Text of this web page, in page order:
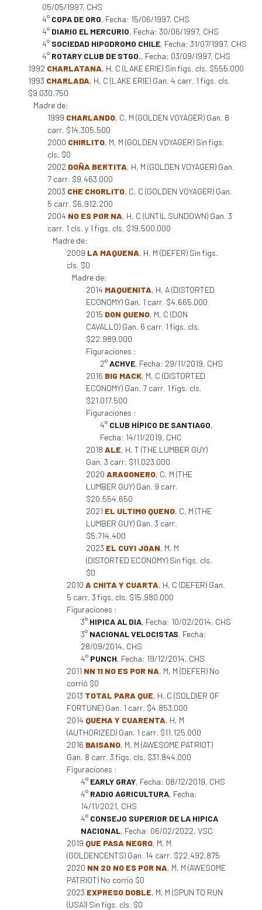
05/05/1997, CHS
4° COPA DE ORO, Fecha: 15/06/1997, CHS
4° DIARIO EL MERCURIO, Fecha: 30/06/1997, CHS
4° SOCIEDAD HIPODROMO CHILE, Fecha: 31/07/1997, CHS
4° ROTARY CLUB DE STGO., Fecha: 03/09/1997, CHS
1992 CHARLATANA, H, C (LAKE ERIE) Sin figs. cls. $555.000
1993 CHARLADA, H, C (LAKE ERIE) Gan. 4 carr. 1 figs. cls.
$9.030.750
Madre de:
1999 CHARLANDO, C, M (GOLDEN VOYAGER) Gan. 8
carr. $14.305.500
2000 CHIRLITO, M, M (GOLDEN VOYAGER) Sin figs.
cls. $0
2002 DOÑA BERTITA, H, M (GOLDEN VOYAGER) Gan.
7 carr. $9.463.000
2003 CHE CHORLITO, C, C (GOLDEN VOYAGER) Gan.
5 carr. $6.912.200
2004 NO ES POR NA, H, C (UNTIL SUNDOWN) Gan. 3
carr. 1 cls. y 1 figs. cls. $19.500.000
Madre de:
2009 LA MAQUENA, H, M (DEFER) Sin figs.
cls. $0
Madre de:
2014 MAQUENITA, H, A (DISTORTED
ECONOMY) Gan. 1 carr. $4.665.000
2015 DON QUENO, M, C (DON
CAVALLO) Gan. 6 carr. 1 figs. cls.
$22.989.000
Figuraciones :
2°ACHVE, Fecha: 29/11/2019, CHS
2016 BIG MACK, M, C (DISTORTED
ECONOMY) Gan. 7 carr. 1 figs. cls.
$21.017.500
Figuraciones :
4° CLUB HÍPICO DE SANTIAGO,
Fecha: 14/11/2019, CHC
2018 ALE, H, T (THE LUMBER GUY)
Gan. 3 carr. $11.023.000
2020 ARAGONERO, C, M (THE
LUMBER GUY) Gan. 9 carr.
$20.554.650
2021 EL ULTIMO QUENO, C, M (THE
LUMBER GUY) Gan. 3 carr.
$5.714.400
2023 EL CUYI JOAN, M, M
(DISTORTED ECONOMY) Sin figs. cls.
$0
2010 A CHITA Y CUARTA, H, C (DEFER) Gan.
5 carr. 3 figs. cls. $15.980.000
Figuraciones :
3° HIPICA AL DIA, Fecha: 10/02/2014, CHS
3° NACIONAL VELOCISTAS, Fecha:
28/09/2014, CHS
4° PUNCH, Fecha: 19/12/2014, CHS
2011 NN 11 NO ES POR NA, M, M (DEFER) No
corrió $0
2013 TOTAL PARA QUE, H, C (SOLDIER OF
FORTUNE) Gan. 1 carr. $4.853.000
2014 QUEMA Y CUARENTA, H, M
(AUTHORIZED) Gan. 1 carr. $11.125.000
2016 BAISANO, M, M (AWESOME PATRIOT)
Gan. 8 carr. 3 figs. cls. $31.844.000
Figuraciones :
4° EARLY GRAY, Fecha: 08/12/2019, CHS
4° RADIO AGRICULTURA, Fecha:
14/11/2021, CHS
4° CONSEJO SUPERIOR DE LA HIPICA
NACIONAL, Fecha: 06/02/2022, VSC
2019 QUE PASA NEGRO, M, M
(GOLDENCENTS) Gan. 14 carr. $22.492.875
2020 NN 20 NO ES POR NA, M, M (AWESOME
PATRIOT) No corrió $0
2023 EXPRESO DOBLE, M, M (SPUN TO RUN
(USA)) Sin figs. cls. $0